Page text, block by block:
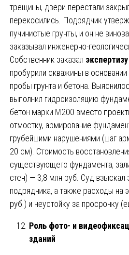
трещины, двери перестали
перекосились. Подрядчик
пучинистые грунты, и он не
заказывал инженерно-
Собственник заказал
пробурили скважины в
пробы грунта и бетона.
выполнил гидроизоляцию
бетон марки М200 вместо
отмостку, армирование
грубейшими нарушениями (шаг
20 см). Стоимость
существующего фундамента,
стен) — 3,8 млн руб. Суд взыскал
подрядчика, а также расходы на
руб.) и неустойку за просрочку
Роль фото- и
зданий